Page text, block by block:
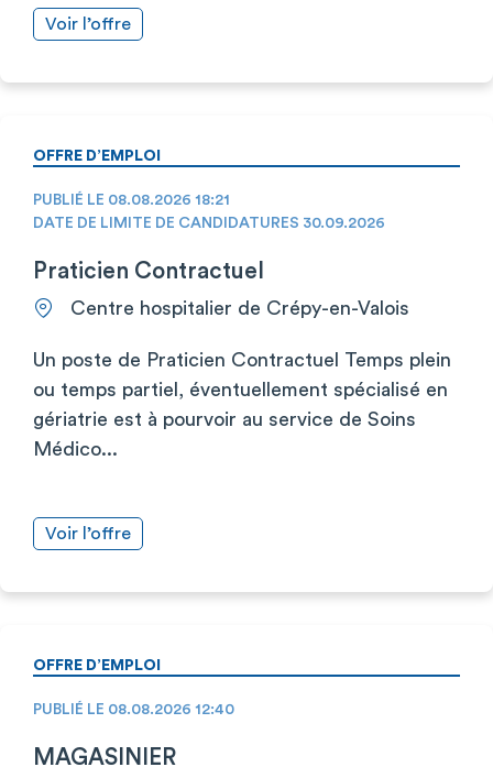
Voir l’offre
OFFRE D’EMPLOI
PUBLIÉ LE 08.08.2026 18:21
DATE DE LIMITE DE CANDIDATURES 30.09.2026
Praticien Contractuel
Centre hospitalier de Crépy-en-Valois
Un poste de Praticien Contractuel Temps plein
ou temps partiel, éventuellement spécialisé en
gériatrie est à pourvoir au service de Soins
Médico...
Voir l’offre
OFFRE D’EMPLOI
PUBLIÉ LE 08.08.2026 12:40
MAGASINIER